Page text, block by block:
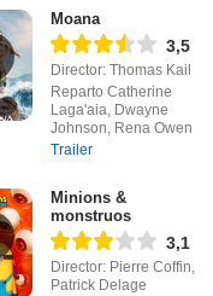
Moana
3,5
Director: Thomas Kail
Reparto Catherine
Laga'aia, Dwayne
Johnson, Rena Owen
Trailer
Minions &
monstruos
3,1
Director: Pierre Coffin,
Patrick Delage